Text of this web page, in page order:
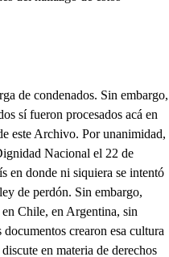
de condenados. Sin embargo,
sí fueron procesados acá en
este Archivo. Por unanimidad,
Nacional el 22 de
en donde ni siquiera se intentó
de perdón. Sin embargo,
Chile, en Argentina, sin
crearon esa cultura
en materia de derechos